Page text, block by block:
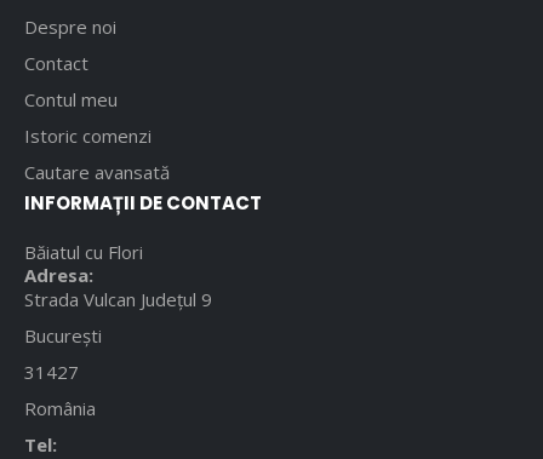
Despre noi
Contact
Contul meu
Istoric comenzi
Cautare avansată
INFORMAȚII DE CONTACT
Băiatul cu Flori
Adresa:
Strada Vulcan Județul 9
București
31427
România
Tel: